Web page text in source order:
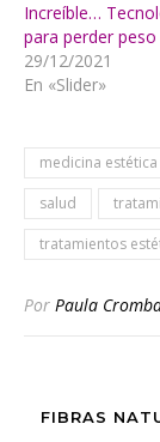
Increíble…
para perder peso
29/12/2021
En «Slider»
medicina
salud
tratamientos
Por Paula
FIBRAS